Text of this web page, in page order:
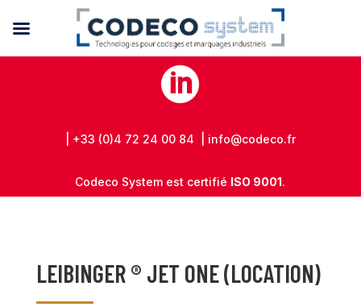

| +33 (0)4 72 24 00 84 | info@codeco.fr
Codeco System est certifié ISO 9001.
LEIBINGER ® JET ONE (LOCATION)